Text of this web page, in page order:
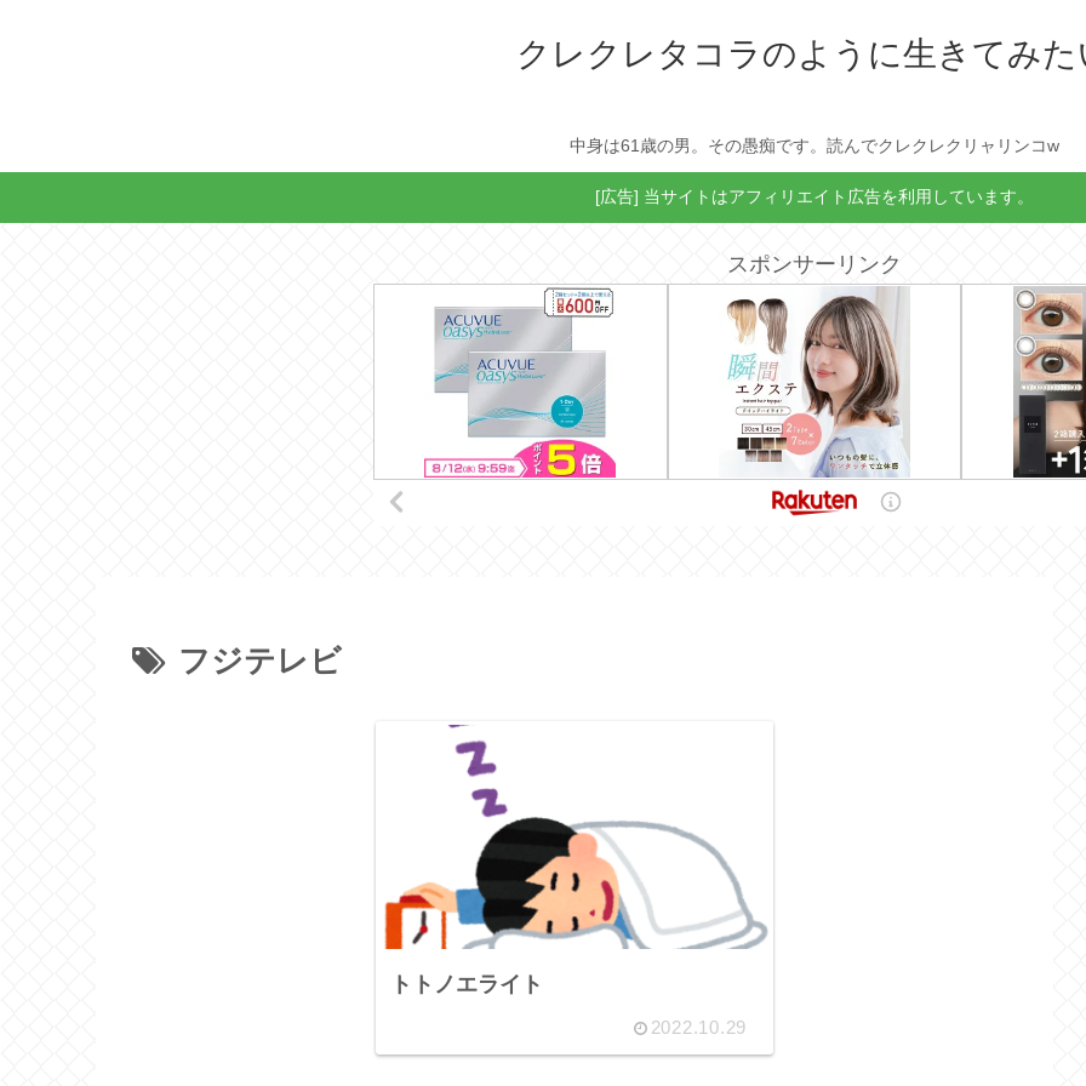
クレクレタコラのように生きてみた
中身は61歳の男。その愚痴です。読んでクレクレクリャリンコw
[広告] 当サイトはアフィリエイト広告を利用しています。
スポンサーリンク
フジテレビ
トトノエライト
2022.10.29